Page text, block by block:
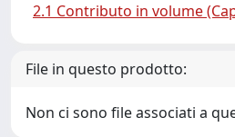
2.1 Contributo in volume
File in questo prodotto:
Non ci sono file associati a